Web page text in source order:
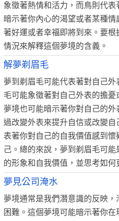
象徵著熱情和活力，而鳥則代
暗示著你內心的渴望或者某種
著好運或者幸福即將到來。要
情況來解釋這個夢境的含義。
解夢剃眉毛
夢到剃眉毛可能代表著對自己
毛可能象徵著對自己外表的擔
夢境也可能暗示著你對自己的
過改變外表來提升自信或改變
表著你對自己的自我價值感到
己。總的來說，夢到剃眉毛可
的形象和自我價值，並思考如何
夢見公司淹水
夢境通常是我們潛意識的反映
困難。這個夢境可能暗示著你在